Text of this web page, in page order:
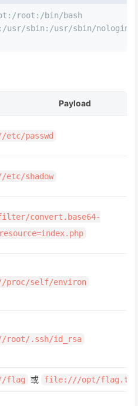
root:/bin/bash
usr/sbin:/usr/sbin/nologin
Payload
passwd
shadow
convert.base64-
self/environ
.ssh/id_rsa
flag 或 file:///opt/flag.txt